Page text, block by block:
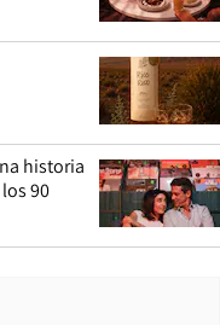
historia
90